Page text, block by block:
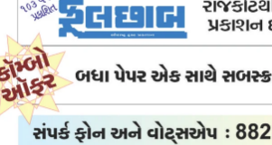
નેશનલ
ન્યુઝ
સ્પોર્ટ
ક્રાઈમ
રેતી ભરવાની ના પાડી વૃદ્ધ ઉપર